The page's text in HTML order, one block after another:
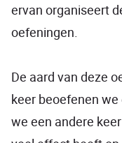
ervan organiseert
oefeningen.
De aard van deze
keer beoefenen
we een andere